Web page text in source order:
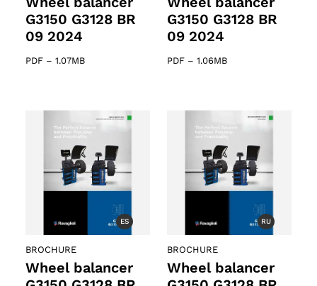
G3150 G3128 BR
09 2024
PDF – 1.07MB
G3150 G3128 BR
09 2024
PDF – 1.06MB
ES
BROCHURE
Wheel balancer
RU
BROCHURE
Wheel balancer